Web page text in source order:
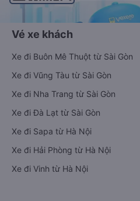
Vé xe khách
Xe đi Buôn Mê Thuột từ Sài Gòn
Xe đi Vũng Tàu từ Sài Gòn
Xe đi Nha Trang từ Sài Gòn
Xe đi Đà Lạt từ Sài Gòn
Xe đi Sapa từ Hà Nội
Xe đi Hải Phòng từ Hà Nội
Xe đi Vinh từ Hà Nội